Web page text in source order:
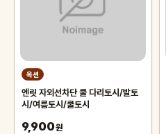
옥션
엔릿 자외선차단 쿨 다리토시/발토
시/여름토시/쿨토시
9,900원